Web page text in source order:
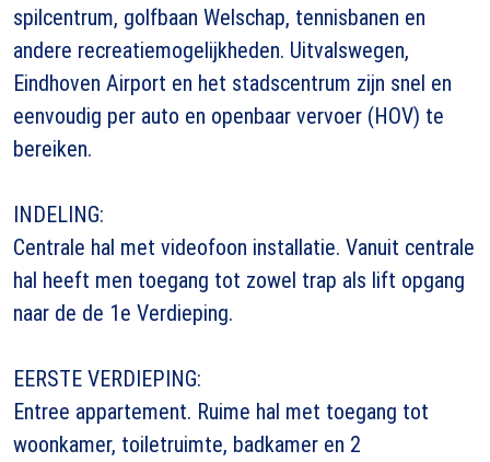
spilcentrum, golfbaan Welschap, tennisbanen en
andere recreatiemogelijkheden. Uitvalswegen,
Eindhoven Airport en het stadscentrum zijn snel en
eenvoudig per auto en openbaar vervoer (HOV) te
bereiken.
INDELING:
Centrale hal met videofoon installatie. Vanuit centrale
hal heeft men toegang tot zowel trap als lift opgang
naar de de 1e Verdieping.
EERSTE VERDIEPING:
Entree appartement. Ruime hal met toegang tot
woonkamer, toiletruimte, badkamer en 2